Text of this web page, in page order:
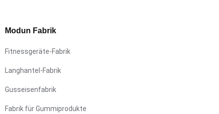
Modun Fabrik
Fitnessgeräte-Fabrik
Langhantel-Fabrik
Gusseisenfabrik
Fabrik für Gummiprodukte